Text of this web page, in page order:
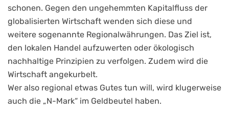
schonen. Gegen den ungehemmten Kapitalfluss der
globalisierten Wirtschaft wenden sich diese und
weitere sogenannte Regionalwährungen. Das Ziel ist,
den lokalen Handel aufzuwerten oder ökologisch
nachhaltige Prinzipien zu verfolgen. Zudem wird die
Wirtschaft angekurbelt.
Wer also regional etwas Gutes tun will, wird klugerweise
auch die „N-Mark“ im Geldbeutel haben.